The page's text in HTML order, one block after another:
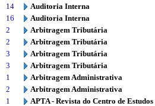
14
Auditoria Interna
16
Auditoria Interna
2
Arbitragem Tributária
2
Arbitragem Tributária
3
Arbitragem Tributária
3
Arbitragem Tributária
1
Arbitragem Administrativa
2
Arbitragem Administrativa
1
APTA - Revista do Centro de